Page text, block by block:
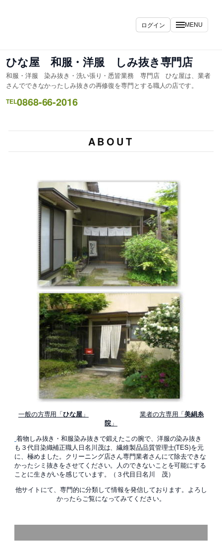
ログイン MENU
ひな屋 和服・洋服 しみ抜き専門店
和服・洋服 染み抜き・洗い張り・悉皆業務 専門店 ひな屋は、業者
さんでできなかったしみ抜きの再修復を専門とする職人の店です。
TEL0868-66-2016
ABOUT
一般の方専用「ひな屋」 業者の方専用「美絹糸
院 」
着物しみ抜き・和服染み抜きで鍛えたこの腕で、洋服の染み抜き
も３代目染織補正職人日名川茂は、繊維製品品質管理士(TES)を元
に、極めました。クリーニング店さん専門業者さんにて除去できな
かったシミ抜きをさせてください。人のできないことを可能にする
ことに生きがいを感じています。（３代目日名川 茂）
他サイトにて、専門的に分類して情報を発信しております。よろし
かったらご覧になってみてください。